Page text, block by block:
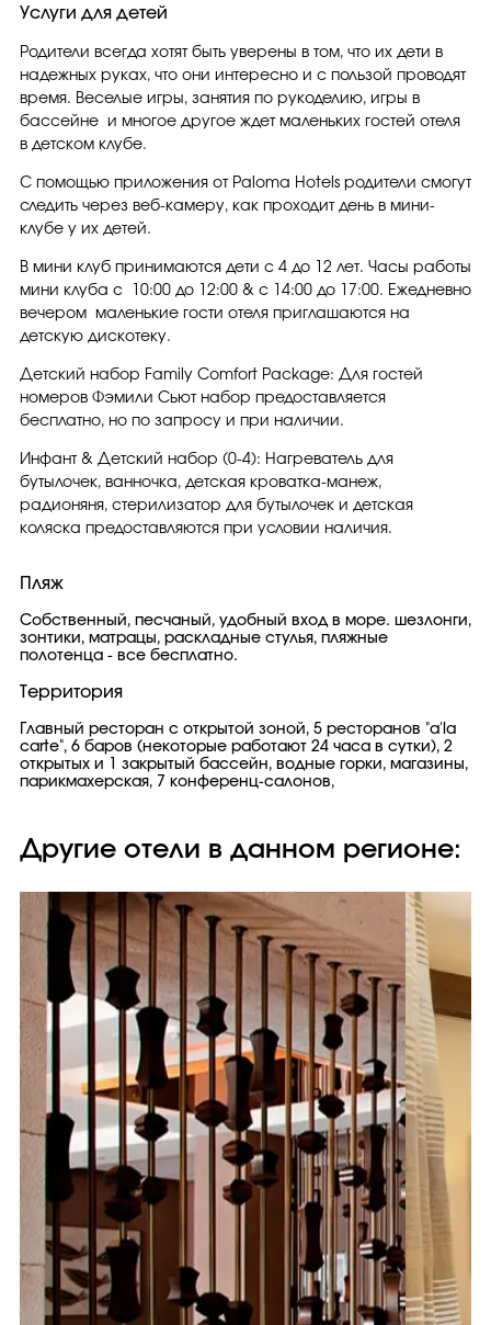
Услуги для детей
Родители всегда хотят быть уверены в том, что их дети в
надежных руках, что они интересно и с пользой проводят
время. Веселые игры, занятия по рукоделию, игры в
бассейне и многое другое ждет маленьких гостей отеля
в детском клубе.
С помощью приложения от Paloma Hotels родители смогут
следить через веб-камеру, как проходит день в мини-
клубе у их детей.
В мини клуб принимаются дети с 4 до 12 лет. Часы работы
мини клуба с 10:00 до 12:00 & с 14:00 до 17:00. Ежедневно
вечером маленькие гости отеля приглашаются на
детскую дискотеку.
Детский набор Family Comfort Package: Для гостей
номеров Фэмили Сьют набор предоставляется
бесплатно, но по запросу и при наличии.
Инфант & Детский набор (0-4): Нагреватель для
бутылочек, ванночка, детская кроватка-манеж,
радионяня, стерилизатор для бутылочек и детская
коляска предоставляются при условии наличия.
Пляж
Собственный, песчаный, удобный вход в море. шезлонги,
зонтики, матрацы, раскладные стулья, пляжные
полотенца - все бесплатно.
Территория
Главный ресторан с открытой зоной, 5 ресторанов "a'la
carte", 6 баров (некоторые работают 24 часа в сутки), 2
открытых и 1 закрытый бассейн, водные горки, магазины,
парикмахерская, 7 конференц-салонов,
Другие отели в данном регионе: